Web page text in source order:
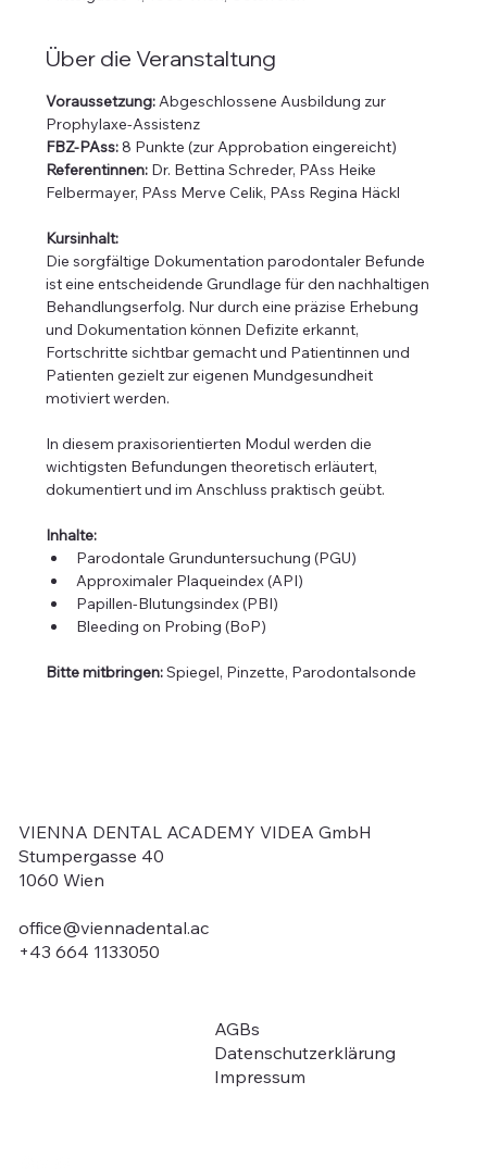
Über die Veranstaltung
Voraussetzung: Abgeschlossene Ausbildung zur
Prophylaxe-Assistenz
FBZ-PAss: 8 Punkte (zur Approbation eingereicht)
Referentinnen: Dr. Bettina Schreder, PAss Heike
Felbermayer, PAss Merve Celik, PAss Regina Häckl
Kursinhalt:
Die sorgfältige Dokumentation parodontaler Befunde
ist eine entscheidende Grundlage für den nachhaltigen
Behandlungserfolg. Nur durch eine präzise Erhebung
und Dokumentation können Defizite erkannt,
Fortschritte sichtbar gemacht und Patientinnen und
Patienten gezielt zur eigenen Mundgesundheit
motiviert werden.
In diesem praxisorientierten Modul werden die
wichtigsten Befundungen theoretisch erläutert,
dokumentiert und im Anschluss praktisch geübt.
Inhalte:
Parodontale Grunduntersuchung (PGU)
Approximaler Plaqueindex (API)
Papillen-Blutungsindex (PBI)
Bleeding on Probing (BoP)
Bitte mitbringen: Spiegel, Pinzette, Parodontalsonde
VIENNA DENTAL ACADEMY VIDEA GmbH
Stumpergasse 40
1060 Wien
office@viennadental.ac
+43 664 1133050
AGBs
Datenschutzerklärung
Impressum